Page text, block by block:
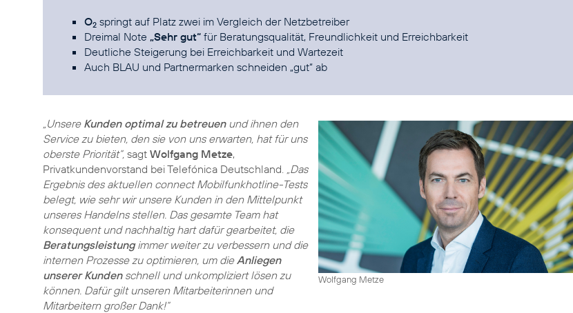
O2 springt auf Platz zwei im Vergleich der Netzbetreiber
Dreimal Note „Sehr gut“ für Beratungsqualität, Freundlichkeit und Erreichbarkeit
Deutliche Steigerung bei Erreichbarkeit und Wartezeit
Auch BLAU und Partnermarken schneiden „gut“ ab
Wolfgang Metze
„Unsere Kunden optimal zu betreuenund ihnen den
Service zu bieten, den sie von uns erwarten, hat für uns
oberste Priorität“, sagt Wolfgang Metze,
Privatkundenvorstand bei Telefónica Deutschland. „Das
Ergebnis des aktuellen connect Mobilfunkhotline-Tests
belegt, wie sehr wir unsere Kunden in den Mittelpunkt
unseres Handelns stellen. Das gesamte Team hat
konsequent und nachhaltig hart dafür gearbeitet, die
Beratungsleistungimmer weiter zu verbessern und die
internen Prozesse zu optimieren, um dieAnliegen
unserer Kundenschnell und unkompliziert lösen zu
können. Dafür gilt unseren Mitarbeiterinnen und
Mitarbeitern großer Dank!“